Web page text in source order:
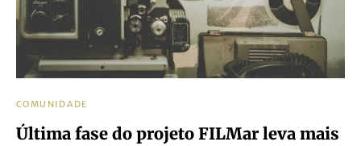
COMUNIDADE
Última fase do projeto FILMar leva mais